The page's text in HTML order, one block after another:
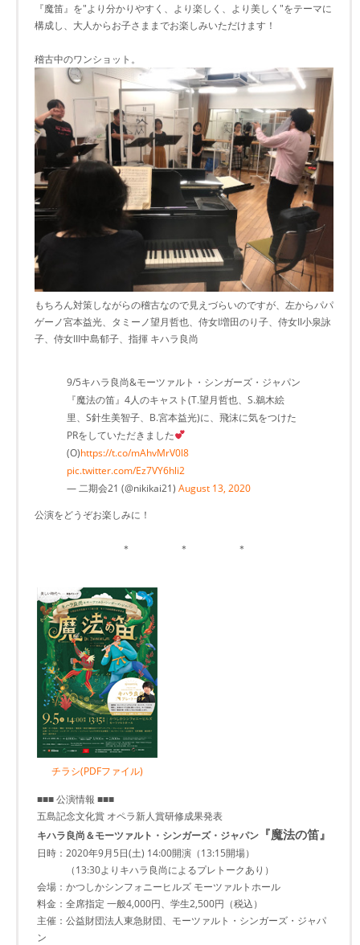
『魔笛』を"より分かりやすく、より楽しく、より美しく"をテーマに
構成し、大人からお子さままでお楽しみいただけます！
稽古中のワンショット。
もちろん対策しながらの稽古なので見えづらいのですが、左からパパ
ゲーノ宮本益光、タミーノ望月哲也、侍女I増田のり子、侍女II小泉詠
子、侍女III中島郁子、指揮 キハラ良尚
9/5キハラ良尚&モーツァルト・シンガーズ・ジャパン
『魔法の笛』4人のキャスト(T.望月哲也、S.鵜木絵
里、S針生美智子、B.宮本益光)に、飛沫に気をつけた
PRをしていただきました
(O)https://t.co/mAhvMrV0l8
pic.twitter.com/Ez7VY6hli2
— 二期会21 (@nikikai21) August 13, 2020
公演をどうぞお楽しみに！
＊ ＊ ＊
チラシ(PDFファイル)
■■■ 公演情報 ■■■
五島記念文化賞 オペラ新人賞研修成果発表
キハラ良尚＆モーツァルト・シンガーズ・ジャパン 『魔法の笛』
日時：2020年9月5日(土) 14:00開演（13:15開場）
（13:30よりキハラ良尚によるプレトークあり）
会場：かつしかシンフォニーヒルズ モーツァルトホール
料金：全席指定 一般4,000円、学生2,500円（税込）
主催：公益財団法人東急財団、モーツァルト・シンガーズ・ジャパ
ン